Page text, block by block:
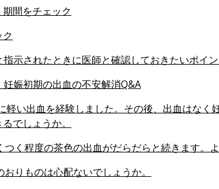
間をチェック
指示されたときに医師と確認しておきたいポイン
娠初期の出血の不安解消Q&A
軽い出血を経験しました。その後、出血はなく
でしょうか。
つく程度の茶色の出血がだらだらと続きます。
おりものは心配ないでしょうか。